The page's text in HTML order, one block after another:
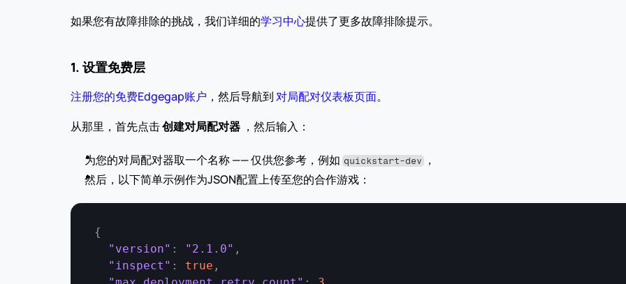
如果您有故障排除的挑战，我们详细的学习中心提供了更多故障排除提示。
1. 设置免费层
注册您的免费Edgegap账户 ，然后导航到 对局配对仪表板页面。
从那里，首先点击 创建对局配对器 ，然后输入：
为您的对局配对器取一个名称 —— 仅供您参考，例如 quickstart-dev ，
然后，以下简单示例作为JSON配置上传至您的合作游戏：
{
"version" : "2.1.0" ,
"inspect" : true ,